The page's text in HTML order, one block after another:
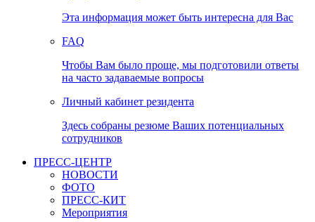
Эта информация может быть интересна для Вас
FAQ
Чтобы Вам было проще, мы подготовили ответы
на часто задаваемые вопросы
Личный кабинет резидента
Здесь собраны резюме Ваших потенциальных
сотрудников
ПРЕСС-ЦЕНТР
НОВОСТИ
ФОТО
ПРЕСС-КИТ
Мероприятия